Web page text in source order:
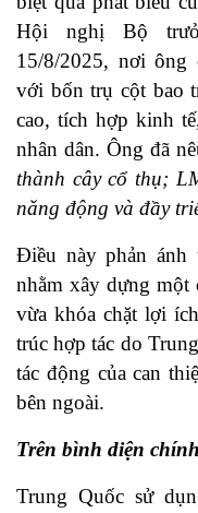
Hội nghị Bộ
15/8/2025, nơi
với bốn trụ cột bao
cao, tích hợp kinh
nhân dân. Ông đã
thành cây cổ thụ;
năng động và đầy
Điều này phản ánh
nhằm xây dựng một
vừa khóa chặt lợi
trúc hợp tác do
tác động của can
bên ngoài.
Trên bình diện
Trung Quốc sử